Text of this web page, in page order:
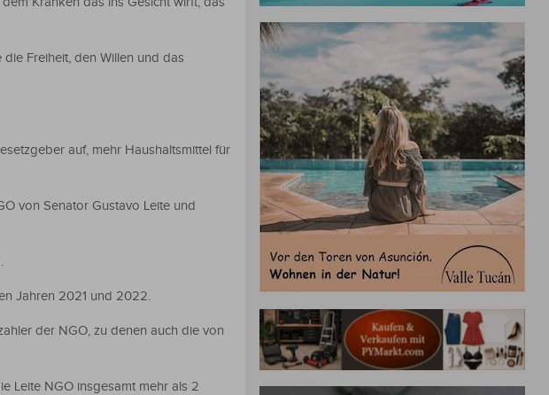
Freiheit, den Willen und das
auf, mehr Haushaltsmittel für
von Senator Gustavo Leite und
Jahren 2021 und 2022.
der NGO, zu denen auch die von
Leite NGO insgesamt mehr als 2